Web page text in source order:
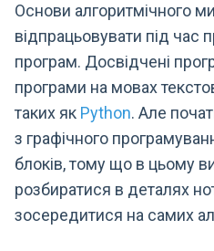
Основи алгоритмічного
відпрацьовувати під час
програм. Досвідчені
програми на мовах
таких як Python. Але
з графічного
блоків, тому що в цьому
розбиратися в деталях
зосередитися на самих